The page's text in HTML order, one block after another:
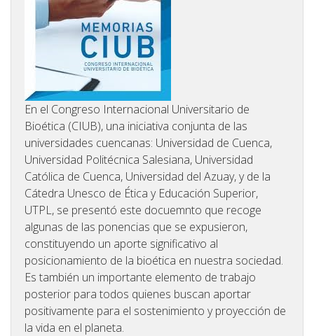
En el Congreso Internacional Universitario de
Bioética (CIUB), una iniciativa conjunta de las
universidades cuencanas: Universidad de Cuenca,
Universidad Politécnica Salesiana, Universidad
Católica de Cuenca, Universidad del Azuay, y de la
Cátedra Unesco de Ética y Educación Superior,
UTPL, se presentó este docuemnto que recoge
algunas de las ponencias que se expusieron,
constituyendo un aporte significativo al
posicionamiento de la bioética en nuestra sociedad.
Es también un importante elemento de trabajo
posterior para todos quienes buscan aportar
positivamente para el sostenimiento y proyección de
la vida en el planeta.